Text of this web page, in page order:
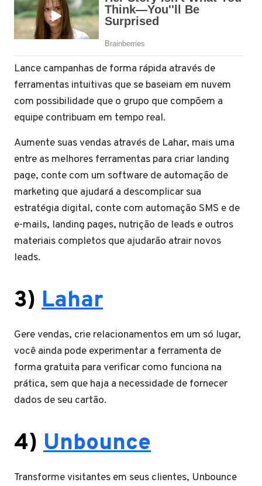
Lance campanhas de forma rápida através de
ferramentas intuitivas que se baseiam em nuvem
com possibilidade que o grupo que compõem a
equipe contribuam em tempo real.
Aumente suas vendas através de Lahar, mais uma
entre as melhores ferramentas para criar landing
page, conte com um software de automação de
marketing que ajudará a descomplicar sua
estratégia digital, conte com automação SMS e de
e-mails, landing pages, nutrição de leads e outros
materiais completos que ajudarão atrair novos
leads.
3) Lahar
Gere vendas, crie relacionamentos em um só lugar,
você ainda pode experimentar a ferramenta de
forma gratuita para verificar como funciona na
prática, sem que haja a necessidade de fornecer
dados de seu cartão.
4) Unbounce
Transforme visitantes em seus clientes, Unbounce